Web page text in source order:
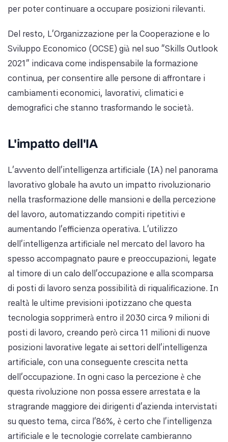
per poter continuare a occupare posizioni rilevanti.
Del resto, L'Organizzazione per la Cooperazione e lo
Sviluppo Economico (OCSE) già nel suo "Skills Outlook
2021" indicava come indispensabile la formazione
continua, per consentire alle persone di affrontare i
cambiamenti economici, lavorativi, climatici e
demografici che stanno trasformando le società.
L'impatto dell'IA
L’avvento dell’intelligenza artificiale (IA) nel panorama
lavorativo globale ha avuto un impatto rivoluzionario
nella trasformazione delle mansioni e della percezione
del lavoro, automatizzando compiti ripetitivi e
aumentando l’efficienza operativa. L’utilizzo
dell’intelligenza artificiale nel mercato del lavoro ha
spesso accompagnato paure e preoccupazioni, legate
al timore di un calo dell’occupazione e alla scomparsa
di posti di lavoro senza possibilità di riqualificazione. In
realtà le ultime previsioni ipotizzano che questa
tecnologia sopprimerà entro il 2030 circa 9 milioni di
posti di lavoro, creando però circa 11 milioni di nuove
posizioni lavorative legate ai settori dell’intelligenza
artificiale, con una conseguente crescita netta
dell’occupazione. In ogni caso la percezione è che
questa rivoluzione non possa essere arrestata e la
stragrande maggiore dei dirigenti d’azienda intervistati
su questo tema, circa l’86%, è certo che l’intelligenza
artificiale e le tecnologie correlate cambieranno